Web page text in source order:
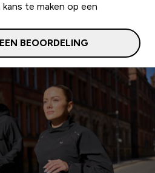
te maken op een
BEOORDELING